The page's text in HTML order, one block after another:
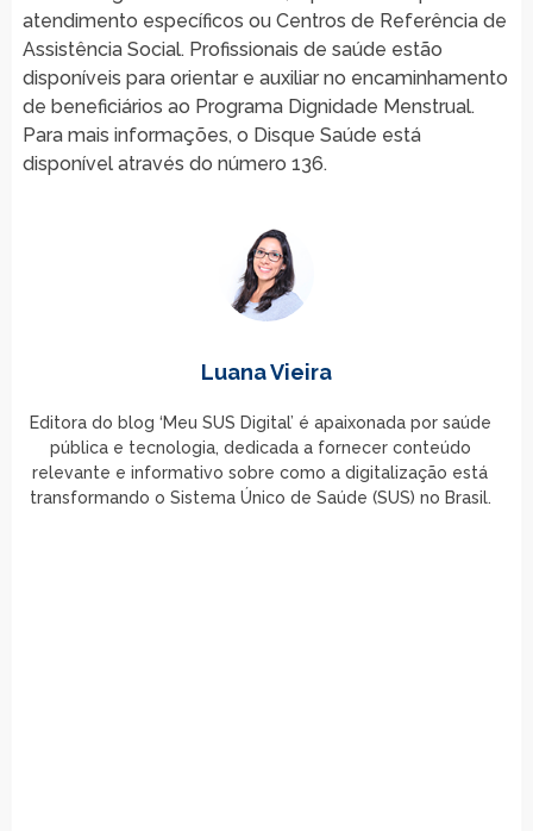
atendimento específicos ou Centros de Referência de
Assistência Social. Profissionais de saúde estão
disponíveis para orientar e auxiliar no encaminhamento
de beneficiários ao Programa Dignidade Menstrual.
Para mais informações, o Disque Saúde está
disponível através do número 136.
Luana Vieira
Editora do blog ‘Meu SUS Digital’ é apaixonada por saúde
pública e tecnologia, dedicada a fornecer conteúdo
relevante e informativo sobre como a digitalização está
transformando o Sistema Único de Saúde (SUS) no Brasil.